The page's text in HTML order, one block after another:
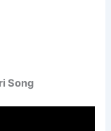
Song